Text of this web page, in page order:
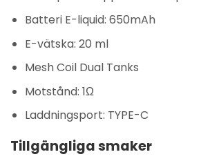
Batteri E-liquid: 650mAh
E-vätska: 20 ml
Mesh Coil Dual Tanks
Motstånd: 1Ω
Laddningsport: TYPE-C
Tillgängliga smaker